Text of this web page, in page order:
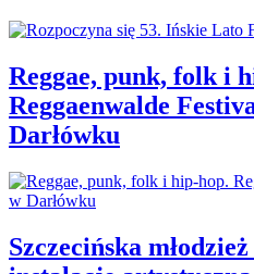
Reggae, punk, folk i
Reggaenwalde
Darłówku
Szczecińska